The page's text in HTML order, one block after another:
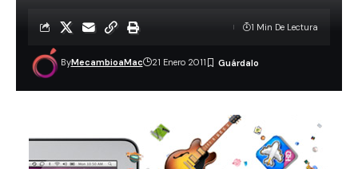
ByMecambioaMac 21 Enero 2011
1 Min De Lectura